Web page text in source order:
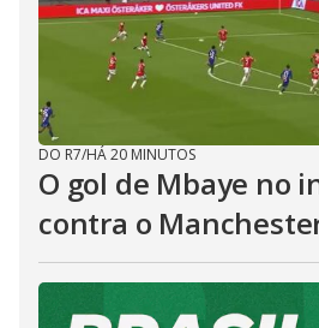
DO R7/HÁ 20 MINUTOS
O gol de Mbaye no
contra o